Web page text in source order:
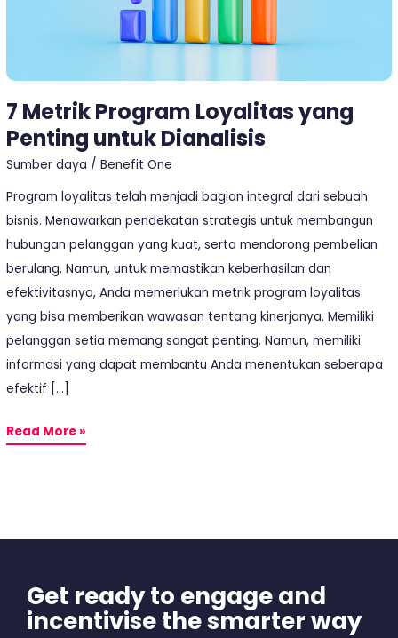
7 Metrik Program Loyalitas yang
Penting untuk Dianalisis
Sumber daya /Benefit One
Program loyalitas telah menjadi bagian integral dari sebuah
bisnis. Menawarkan pendekatan strategis untuk membangun
hubungan pelanggan yang kuat, serta mendorong pembelian
berulang. Namun, untuk memastikan keberhasilan dan
efektivitasnya, Anda memerlukan metrik program loyalitas
yang bisa memberikan wawasan tentang kinerjanya. Memiliki
pelanggan setia memang sangat penting. Namun, memiliki
informasi yang dapat membantu Anda menentukan seberapa
efektif […]
Read More »
Get ready to engage and
incentivise the smarter way